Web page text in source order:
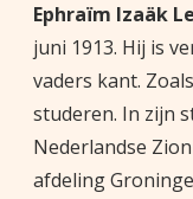
Ephraïm Izaäk
juni 1913. Hij is
vaders kant.
studeren. In zijn
Nederlandse
afdeling